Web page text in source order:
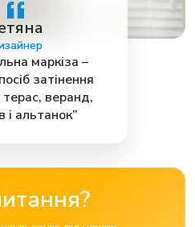
маркіза –
затінення
терас, веранд,
і альтанок”